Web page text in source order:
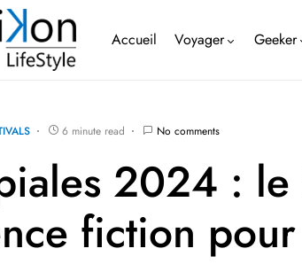
Accueil Voyager Geeker
6 minute read No comments
2024 :
fiction